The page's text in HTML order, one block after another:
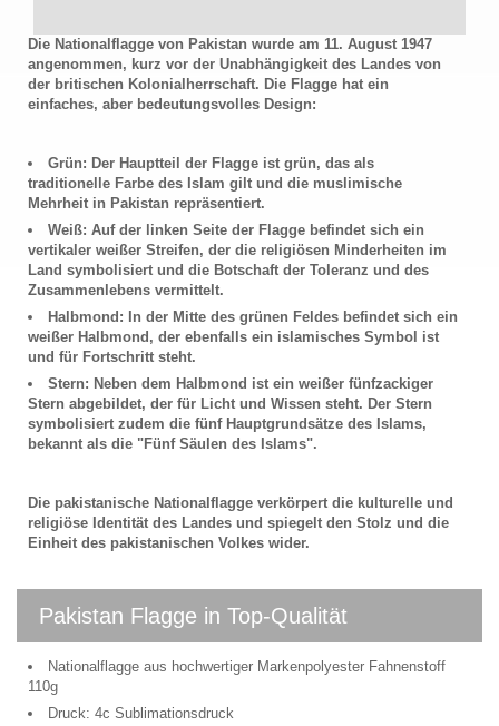
Die Nationalflagge von Pakistan wurde am 11. August 1947
angenommen, kurz vor der Unabhängigkeit des Landes von
der britischen Kolonialherrschaft. Die Flagge hat ein
einfaches, aber bedeutungsvolles Design:
Grün: Der Hauptteil der Flagge ist grün, das als
traditionelle Farbe des Islam gilt und die muslimische
Mehrheit in Pakistan repräsentiert.
Weiß: Auf der linken Seite der Flagge befindet sich ein
vertikaler weißer Streifen, der die religiösen Minderheiten im
Land symbolisiert und die Botschaft der Toleranz und des
Zusammenlebens vermittelt.
Halbmond: In der Mitte des grünen Feldes befindet sich ein
weißer Halbmond, der ebenfalls ein islamisches Symbol ist
und für Fortschritt steht.
Stern: Neben dem Halbmond ist ein weißer fünfzackiger
Stern abgebildet, der für Licht und Wissen steht. Der Stern
symbolisiert zudem die fünf Hauptgrundsätze des Islams,
bekannt als die "Fünf Säulen des Islams".
Die pakistanische Nationalflagge verkörpert die kulturelle und
religiöse Identität des Landes und spiegelt den Stolz und die
Einheit des pakistanischen Volkes wider.
Pakistan Flagge in Top-Qualität
Nationalflagge aus hochwertiger Markenpolyester Fahnenstoff
110g
Druck: 4c Sublimationsdruck